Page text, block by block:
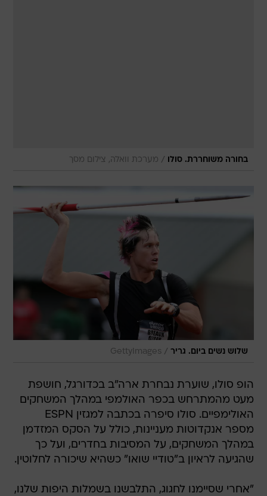
בחורה משוחררת. סולו / מערכת וואלה, צילום מסך
שלוש נשים ביום. גריר /
GettyImages
הופ סולו, שוערת נבחרת ארה"ב בכדורגל, חושפת
מעט מהמתרחש בכפר האולמפי במהלך המשחקים
האולימפיים. סולו סיפרה בכתבה למגזין ESPN
מספר אנקדוטות מעניינות, כולל על הסקס המזדמן
במהלך המשחקים, על המסיבות בחדרים, ועל כך
שהגיעה לראיון ב"טודיי שואו" כשהיא שיכורה לחלוטין.
"אחרי שסיימנו לחגוג, התלבשנו בשמלות היפות שלנו,